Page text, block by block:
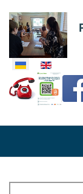
Оберіть свою мову